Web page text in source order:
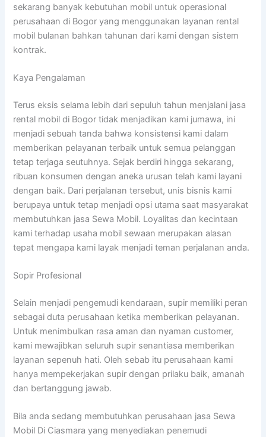
sekarang banyak kebutuhan mobil untuk operasional
perusahaan di Bogor yang menggunakan layanan rental
mobil bulanan bahkan tahunan dari kami dengan sistem
kontrak.
Kaya Pengalaman
Terus eksis selama lebih dari sepuluh tahun menjalani jasa
rental mobil di Bogor tidak menjadikan kami jumawa, ini
menjadi sebuah tanda bahwa konsistensi kami dalam
memberikan pelayanan terbaik untuk semua pelanggan
tetap terjaga seutuhnya. Sejak berdiri hingga sekarang,
ribuan konsumen dengan aneka urusan telah kami layani
dengan baik. Dari perjalanan tersebut, unis bisnis kami
berupaya untuk tetap menjadi opsi utama saat masyarakat
membutuhkan jasa Sewa Mobil. Loyalitas dan kecintaan
kami terhadap usaha mobil sewaan merupakan alasan
tepat mengapa kami layak menjadi teman perjalanan anda.
Sopir Profesional
Selain menjadi pengemudi kendaraan, supir memiliki peran
sebagai duta perusahaan ketika memberikan pelayanan.
Untuk menimbulkan rasa aman dan nyaman customer,
kami mewajibkan seluruh supir senantiasa memberikan
layanan sepenuh hati. Oleh sebab itu perusahaan kami
hanya mempekerjakan supir dengan prilaku baik, amanah
dan bertanggung jawab.
Bila anda sedang membutuhkan perusahaan jasa Sewa
Mobil Di Ciasmara yang menyediakan penemudi